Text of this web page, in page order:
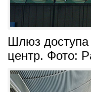
Шлюз
центр. Фото: